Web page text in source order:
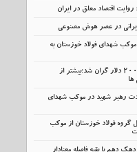
اقتصاد معلق در ایران
در عصر هوش مصنوعی
شهدای فولاد خوزستان به
آیفون و ایکس‌باکس ۲۰۰ دلار گران شد؛بیشتر از
ها
رهبر شهید در موکب شهدای
گروه فولاد خوزستان از موکب